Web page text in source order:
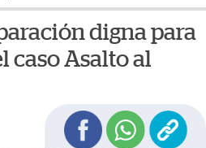
digna para
caso Asalto al